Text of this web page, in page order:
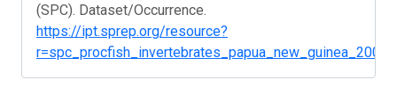
(SPC). Dataset/Occurrence.
https://ipt.sprep.org/resource?